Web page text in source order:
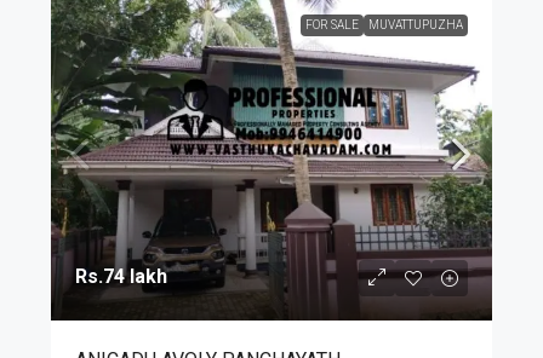
FOR SALE MUVATTUPUZHA
Rs.74 lakh